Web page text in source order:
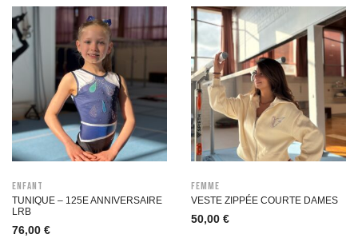
Enfant
TUNIQUE – 125E ANNIVERSAIRE
LRB
76,00 €
Femme
VESTE ZIPPÉE COURTE DAMES
50,00 €